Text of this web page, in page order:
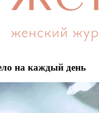
на каждый день